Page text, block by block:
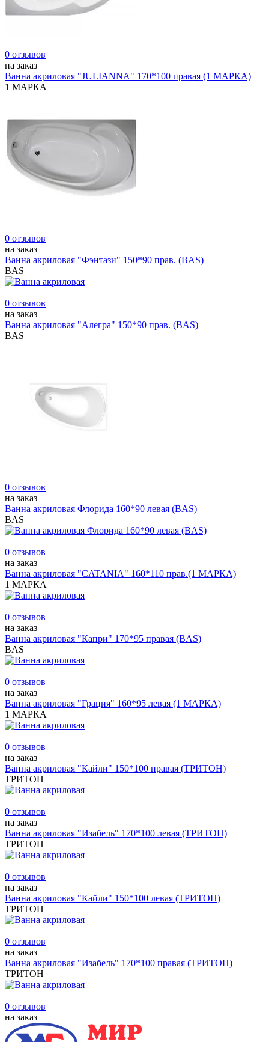
0 отзывов
на заказ
Ванна акриловая "JULIANNA" 170*100 правая (1 МАРКА)
1 МАРКА
0 отзывов
на заказ
Ванна акриловая "Фэнтази" 150*90 прав. (BAS)
BAS
0 отзывов
на заказ
Ванна акриловая "Алегра" 150*90 прав. (BAS)
BAS
0 отзывов
на заказ
Ванна акриловая Флорида 160*90 левая (BAS)
BAS
0 отзывов
на заказ
Ванна акриловая "CATANIA" 160*110 прав.(1 МАРКА)
1 МАРКА
0 отзывов
на заказ
Ванна акриловая "Капри" 170*95 правая (BAS)
BAS
0 отзывов
на заказ
Ванна акриловая "Грация" 160*95 левая (1 МАРКА)
1 МАРКА
0 отзывов
на заказ
Ванна акриловая "Кайли" 150*100 правая (ТРИТОН)
ТРИТОН
0 отзывов
на заказ
Ванна акриловая "Изабель" 170*100 левая (ТРИТОН)
ТРИТОН
0 отзывов
на заказ
Ванна акриловая "Кайли" 150*100 левая (ТРИТОН)
ТРИТОН
0 отзывов
на заказ
Ванна акриловая "Изабель" 170*100 правая (ТРИТОН)
ТРИТОН
0 отзывов
на заказ